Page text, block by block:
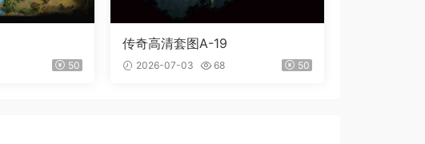
50
传奇高清套图A-19
2026-07-03 68 50